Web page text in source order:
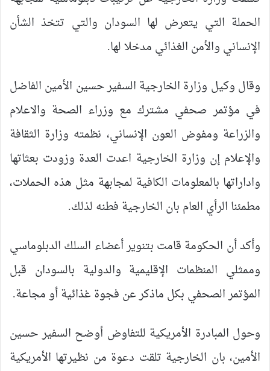
الحملة التي يتعرض لها السودان والتي تتخذ الشأن
الإنساني والأمن الغذائي مدخلا لها.
وقال وكيل وزارة الخارجية السفير حسين الأمين الفاضل
في مؤتمر صحفي مشترك مع وزراء الصحة والاعلام
والزراعة ومفوض العون الإنساني، نظمته وزارة الثقافة
والإعلام إن وزارة الخارجية اعدت العدة وزودت بعثاتها
واداراتها بالمعلومات الكافية لمجابهة مثل هذه الحملات،
مطمئنا الرأي العام بان الخارجية فطنه لذلك.
وأكد أن الحكومة قامت بتنوير أعضاء السلك الدبلوماسي
وممثلي المنظمات الإقليمية والدولية بالسودان قبل
المؤتمر الصحفي بكل ماذكر عن فجوة غذائية أو مجاعة.
وحول المبادرة الأمريكية للتفاوض أوضح السفير حسين
الأمين، بان الخارجية تلقت دعوة من نظيرتها الأمريكية